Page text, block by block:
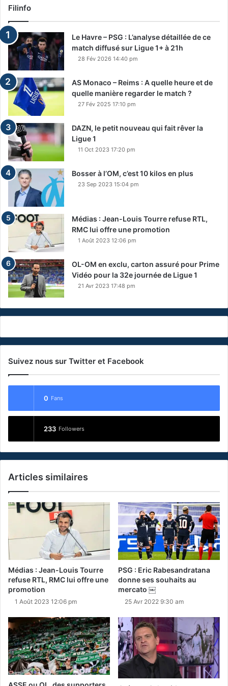
Filinfo
Le Havre – PSG : L’analyse détaillée de ce
match diffusé sur Ligue 1+ à 21h
28 Fév 2026 14:40 pm
AS Monaco – Reims : A quelle heure et de
quelle manière regarder le match ?
27 Fév 2025 17:10 pm
DAZN, le petit nouveau qui fait rêver la
Ligue 1
11 Oct 2023 17:20 pm
Bosser à l’OM, c’est 10 kilos en plus
23 Sep 2023 15:04 pm
Médias : Jean-Louis Tourre refuse RTL,
RMC lui offre une promotion
1 Août 2023 12:06 pm
OL-OM en exclu, carton assuré pour Prime
Vidéo pour la 32e journée de Ligue 1
21 Avr 2023 17:48 pm
Suivez nous sur Twitter et Facebook
0 Fans
233 Followers
Articles similaires
Médias : Jean-Louis Tourre
refuse RTL, RMC lui offre une
promotion
1 Août 2023 12:06 pm
PSG : Eric Rabesandratana
donne ses souhaits au
mercato ￼
25 Avr 2022 9:30 am